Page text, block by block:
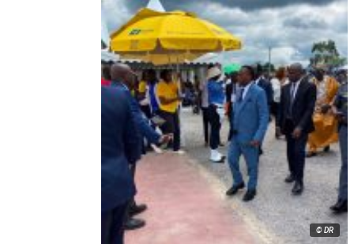
© DR